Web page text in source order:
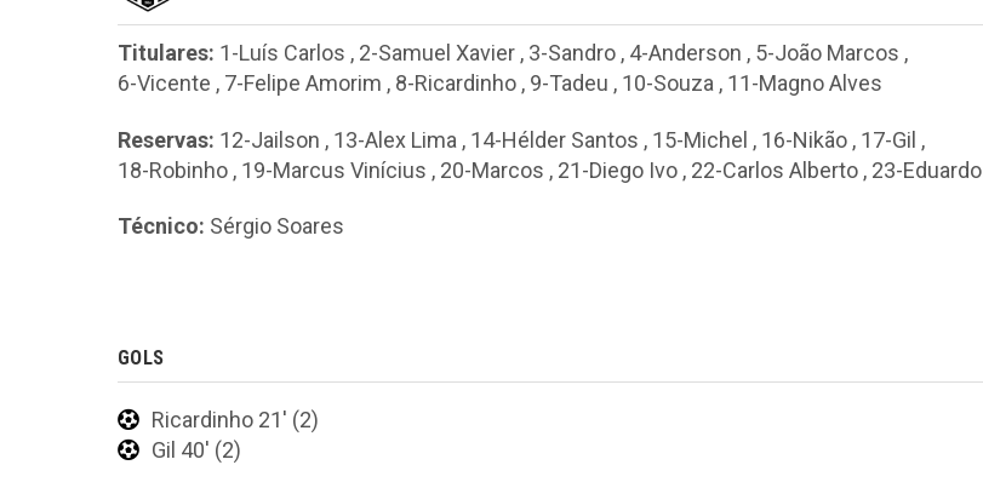
Titulares: 1-Luís Carlos , 2-Samuel Xavier , 3-Sandro , 4-Anderson , 5-João Marcos ,
6-Vicente , 7-Felipe Amorim , 8-Ricardinho , 9-Tadeu , 10-Souza , 11-Magno Alves
Reservas: 12-Jailson , 13-Alex Lima , 14-Hélder Santos , 15-Michel , 16-Nikão , 17-Gil ,
18-Robinho , 19-Marcus Vinícius , 20-Marcos , 21-Diego Ivo , 22-Carlos Alberto , 23-Eduardo
Técnico: Sérgio Soares
GOLS
Ricardinho 21' (2)
Gil 40' (2)